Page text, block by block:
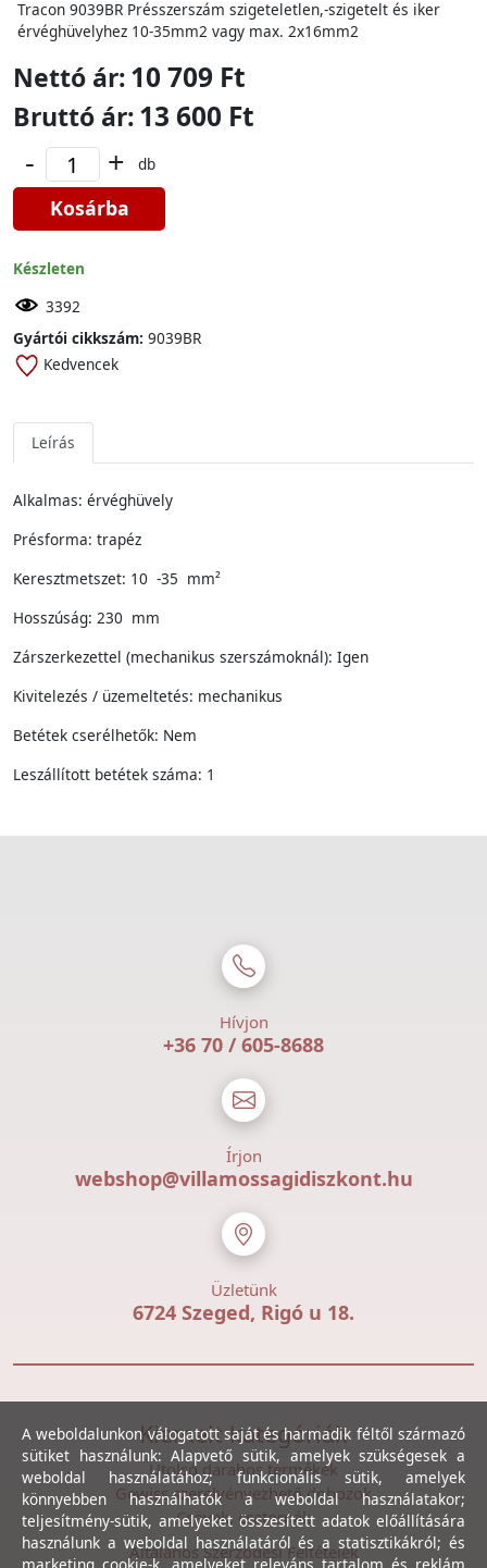
Tracon 9039BR Présszerszám szigeteletlen,-szigetelt és iker
érvéghüvelyhez 10-35mm2 vagy max. 2x16mm2
Nettó ár:10 709 Ft
Bruttó ár:13 600 Ft
- + db
Kosárba
Készleten
3392
Gyártói cikkszám: 9039BR
Kedvencek
Leírás
Alkalmas: érvéghüvely
Présforma: trapéz
Keresztmetszet: 10 -35 mm²
Hosszúság: 230 mm
Zárszerkezettel (mechanikus szerszámoknál): Igen
Kivitelezés / üzemeltetés: mechanikus
Betétek cserélhetők: Nem
Leszállított betétek száma: 1
Hívjon
+36 70 / 605-8688
Írjon
webshop@villamossagidiszkont.hu
Üzletünk
6724 Szeged, Rigó u 18.
Kiemelt kategóriák
Utolsó darabos termékek
Gewiss szerelvényezhető dobozok
Csövek, csatornák
Általános Szerződési Feltételek
A weboldalunkon válogatott saját és harmadik féltől származó
sütiket használunk: Alapvető sütik, amelyek szükségesek a
weboldal használatához; funkcionális sütik, amelyek
könnyebben használhatók a weboldal használatakor;
teljesítmény-sütik, amelyeket összesített adatok előállítására
használunk a weboldal használatáról és a statisztikákról; és